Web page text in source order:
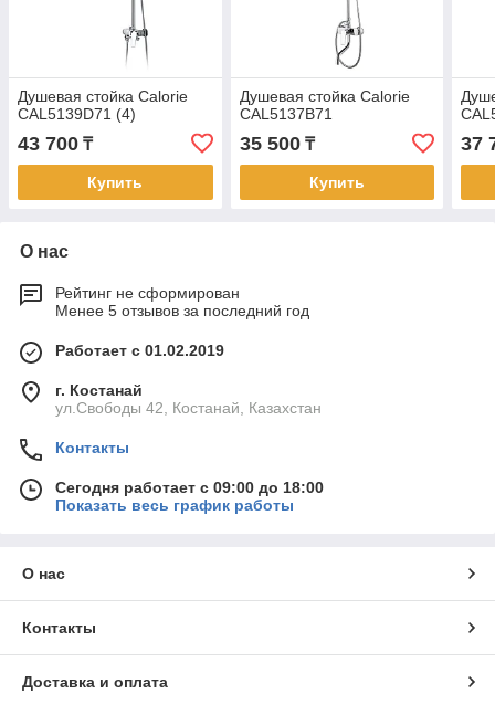
Душевая стойка Calorie
CAL5139D71 (4)
43 700 ₸
Купить
Душевая стойка Calorie
CAL5137B71
35 500₸
Купить
37
О нас
Рейтинг не сформирован
Менее 5 отзывов за последний год
Работает с 01.02.2019
г. Костанай
ул.Свободы 42, Костанай, Казахстан
Контакты
Сегодня работает с 09:00 до 18:00
Показать весь график работы
О нас
Контакты
Доставка и оплата